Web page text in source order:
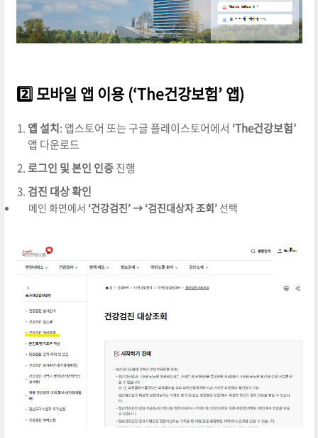
2️⃣ 모바일 앱 이용 (‘The건강보험’ 앱)
앱 설치: 앱스토어 또는 구글 플레이스토어에서 ‘The건강보험’
앱 다운로드
로그인 및 본인 인증진행
검진 대상 확인
메인 화면에서 ‘건강검진’ → ‘검진대상자 조회’선택